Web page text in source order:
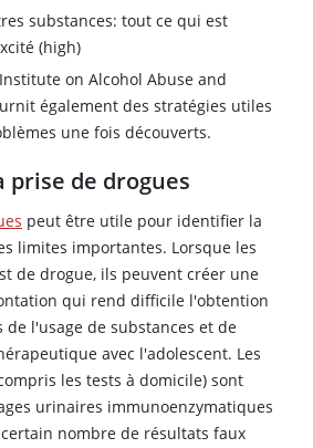
substances: tout ce qui est
(high)
on Alcohol Abuse and
également des stratégies utiles
une fois découverts.
prise de drogues
peut être utile pour identifier la
limites importantes. Lorsque les
de drogue, ils peuvent créer une
qui rend difficile l'obtention
l'usage de substances et de
avec l'adolescent. Les
les tests à domicile) sont
urinaires immunoenzymatiques
nombre de résultats faux